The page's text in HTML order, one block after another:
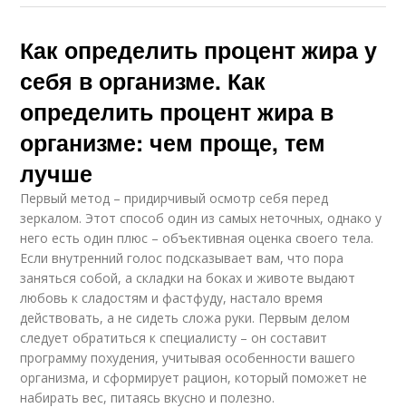
Как определить процент жира у
себя в организме. Как
определить процент жира в
организме: чем проще, тем
лучше
Первый метод – придирчивый осмотр себя перед
зеркалом. Этот способ один из самых неточных, однако у
него есть один плюс – объективная оценка своего тела.
Если внутренний голос подсказывает вам, что пора
заняться собой, а складки на боках и животе выдают
любовь к сладостям и фастфуду, настало время
действовать, а не сидеть сложа руки. Первым делом
следует обратиться к специалисту – он составит
программу похудения, учитывая особенности вашего
организма, и сформирует рацион, который поможет не
набирать вес, питаясь вкусно и полезно.